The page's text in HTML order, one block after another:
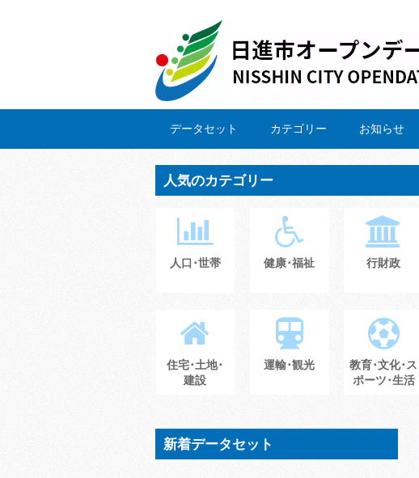
データセット カテゴリー お知らせ
人気のカテゴリー
人口･世帯 健康･福祉 行財政
住宅･土地･
建設
運輸･観光
教育･文化･ス
ポーツ･生活
新着データセット